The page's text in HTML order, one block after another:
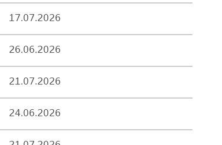
17.07.2026
26.06.2026
21.07.2026
24.06.2026